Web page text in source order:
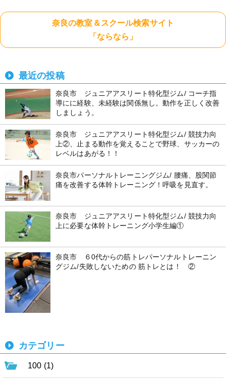
奈良の教室＆スクール検索サイト
「ならなら」
最近の投稿
奈良市 ジュニアアスリート特化型ジム/ コーチ指
導にに経験、未経験は関係無し。動作を正しく改善
しましょう。
奈良市 ジュニアアスリート特化型ジム/ 競技力向
上②、止まる動作を覚えることで野球、サッカーの
レベルはあがる！！
奈良市パーソナルトレーニングジム/ 腰痛、股関節
痛を改善する体幹トレーニング！呼吸を見直す。
奈良市 ジュニアアスリート特化型ジム/ 競技力向
上に必要な体幹トレーニング小学生編①
奈良市 ６0代からの筋トレパーソナルトレーニン
グジム/失敗しないための 筋トレとは！ ②
カテゴリー
100 (1)